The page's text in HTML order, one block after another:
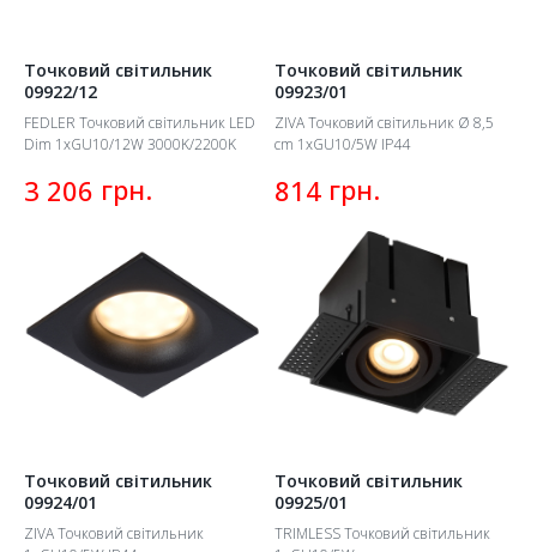
Точковий світильник
09922/12
FEDLER Точковий світильник LED
Dim 1xGU10/12W 3000K/2200K
3 206 грн.
Точковий світильник
09923/01
ZIVA Точковий світильник Ø 8,5
cm 1xGU10/5W IP44
814 грн.
Точковий світильник
09924/01
ZIVA Точковий світильник
Точковий світильник
09925/01
TRIMLESS Точковий світильник